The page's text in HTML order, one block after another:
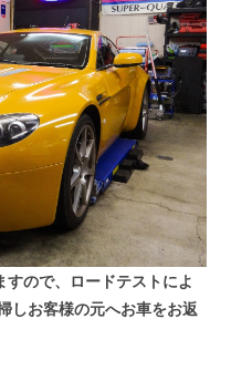
ので、ロードテストによ
しお客様の元へお車をお返